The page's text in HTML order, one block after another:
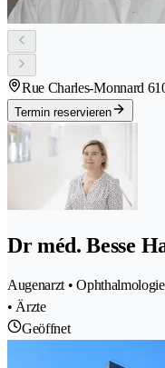
Rue Charles-Monnard 6
Termin reservieren
Dr méd. Besse
Augenarzt •
• Ärzte
Geöffnet